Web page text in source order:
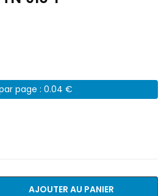
page : 0.04 €
AJOUTER AU PANIER